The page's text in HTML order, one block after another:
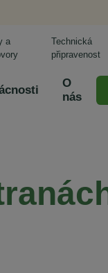
a
Technická
připravenost
O
nás